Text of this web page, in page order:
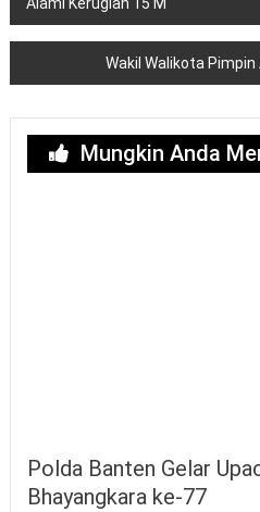
Wakil Walikota
Mungkin Anda
Polda Banten Gelar
Bhayangkara ke-77